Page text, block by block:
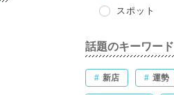
スポット
話題のキーワード
# 新店 # 運勢